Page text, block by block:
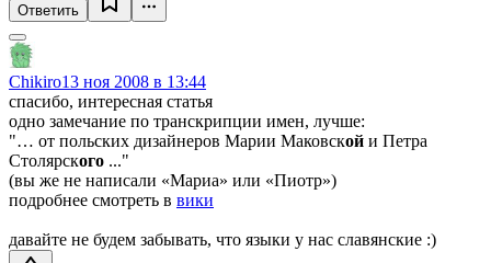
Ответить
Chikiro13 ноя 2008 в 13:44
спасибо, интересная статья
одно замечание по транскрипции имен, лучше:
"… от польских дизайнеров Марии Маковской и Петра
Столярского ..."
(вы же не написали «Мариа» или «Пиотр»)
подробнее смотреть в вики
давайте не будем забывать, что языки у нас славянские :)